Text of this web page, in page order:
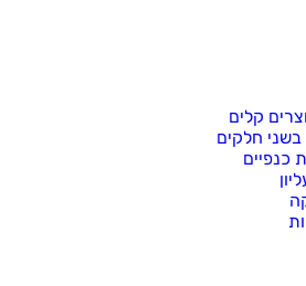
קלים
חלקים
כנפיים